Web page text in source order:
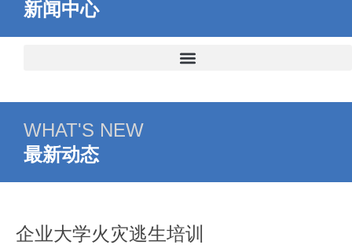
新闻中心
WHAT'S NEW
最新动态
企业大学火灾逃生培训